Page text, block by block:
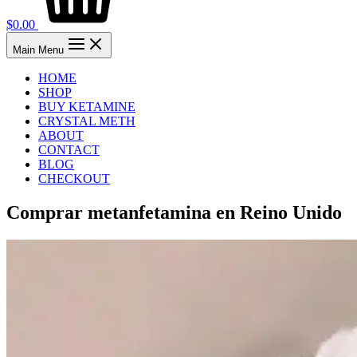
$0.00
Main Menu
HOME
SHOP
BUY KETAMINE
CRYSTAL METH
ABOUT
CONTACT
BLOG
CHECKOUT
Comprar metanfetamina en Reino Unido